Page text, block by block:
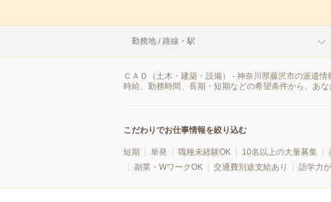
勤務地 / 路線・駅
ＣＡＤ（土木・建築・設備） - 神奈川県藤沢市の派遣
時給、勤務時間、長期・短期などの希望条件から、あ
こだわりでお仕事情報を絞り込む
短期 単発 職種未経験OK 10名以上の大量募集
副業・WワークOK
交通費別途支給あり 語学力